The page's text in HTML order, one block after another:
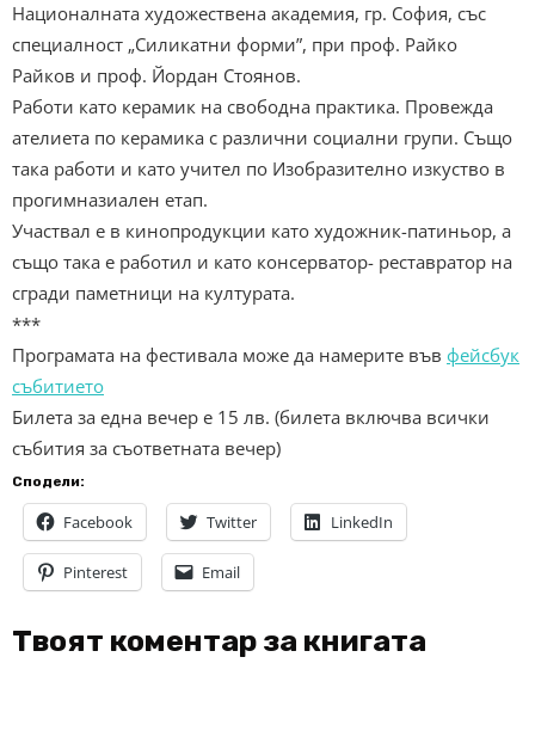
Националната художествена академия, гр. София, със
специалност „Силикатни форми”, при проф. Райко
Райков и проф. Йордан Стоянов.
Работи като керамик на свободна практика. Провежда
ателиета по керамика с различни социални групи. Също
така работи и като учител по Изобразително изкуство в
прогимназиален етап.
Участвал е в кинопродукции като художник-патиньор, а
също така е работил и като консерватор- реставратор на
сгради паметници на културата.
***
Програмата на фестивала може да намерите във фейсбук
събитието
Билета за една вечер е 15 лв. (билета включва всички
събития за съответната вечер)
Сподели:
Facebook Twitter LinkedIn
Pinterest Email
Твоят коментар за книгата